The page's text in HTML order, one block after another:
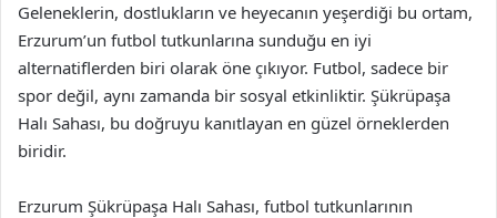
Geleneklerin, dostlukların ve heyecanın yeşerdiği bu ortam,
Erzurum’un futbol tutkunlarına sunduğu en iyi
alternatiflerden biri olarak öne çıkıyor. Futbol, sadece bir
spor değil, aynı zamanda bir sosyal etkinliktir. Şükrüpaşa
Halı Sahası, bu doğruyu kanıtlayan en güzel örneklerden
biridir.
Erzurum Şükrüpaşa Halı Sahası, futbol tutkunlarının